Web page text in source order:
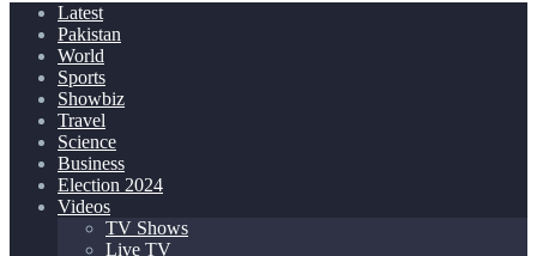
Latest
Pakistan
World
Sports
Showbiz
Travel
Science
Business
Election 2024
Videos
TV Shows
Live TV